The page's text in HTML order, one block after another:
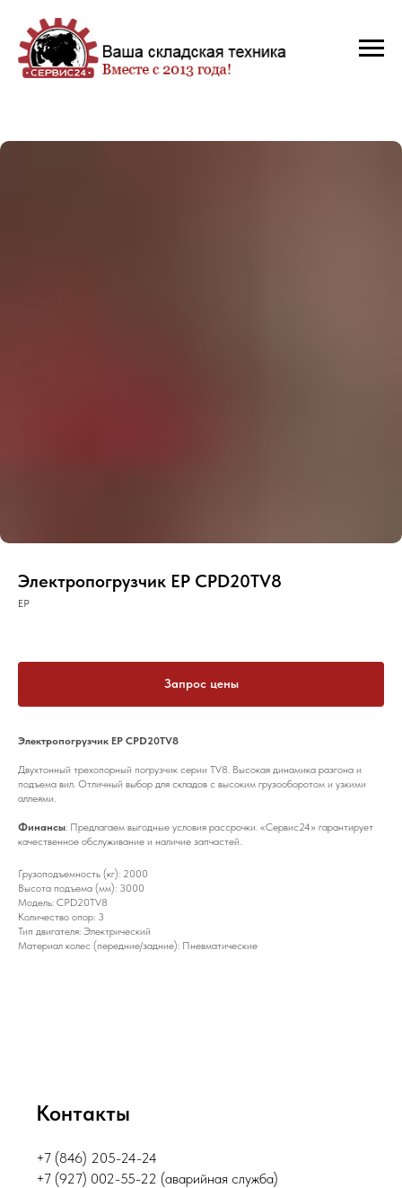
Электропогрузчик EP CPD20TV8
EP
Запрос цены
Электропогрузчик EP CPD20TV8
Двухтонный трехопорный погрузчик серии TV8. Высокая динамика разгона и
подъема вил. Отличный выбор для складов с высоким грузооборотом и узкими
аллеями.
Финансы: Предлагаем выгодные условия рассрочки. «Сервис24» гарантирует
качественное обслуживание и наличие запчастей.
Грузоподъемность (кг): 2000
Высота подъема (мм): 3000
Модель: CPD20TV8
Количество опор: 3
Тип двигателя: Электрический
Материал колес (передние/задние): Пневматические
Контакты
+7 (846) 205-24-24
+7 (927) 002-55-22 (аварийная служба)